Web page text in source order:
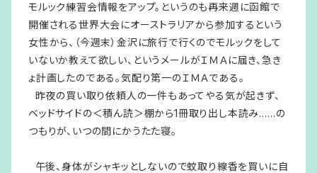
モルック練習会情報をアップ。というのも再来週に函館で
開催される世界大会にオーストラリアから参加するという
女性から、（今週末）金沢に旅行で行くのでモルックをして
いないか教えて欲しい、というメールがＩＭＡに届き、急き
ょ計画したのである。気配り第一のＩＭＡである。
昨夜の買い取り依頼人の一件もあってやる気が起きず、
ベッドサイドの＜積ん読＞棚から1冊取り出し本読み……の
つもりが、いつの間にかうたた寝。
午後、身体がシャキッとしないので蚊取り線香を買いに自